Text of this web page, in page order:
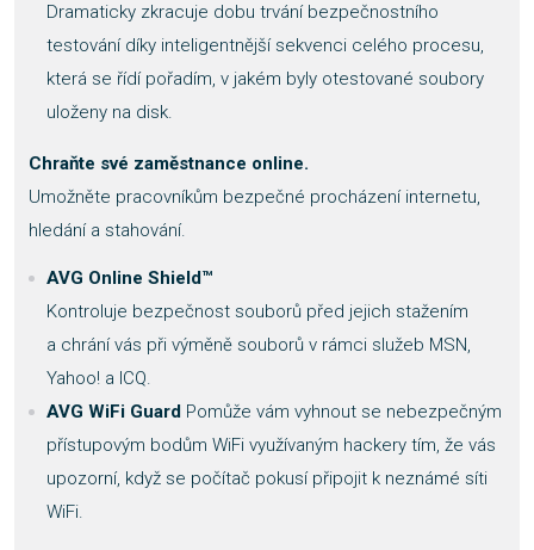
Dramaticky zkracuje dobu trvání bezpečnostního
testování díky inteligentnější sekvenci celého procesu,
která se řídí pořadím, v jakém byly otestované soubory
uloženy na disk.
Chraňte své zaměstnance online.
Umožněte pracovníkům bezpečné procházení internetu,
hledání a stahování.
AVG Online Shield™
Kontroluje bezpečnost souborů před jejich stažením
a chrání vás při výměně souborů v rámci služeb MSN,
Yahoo! a ICQ.
AVG WiFi Guard Pomůže vám vyhnout se nebezpečným
přístupovým bodům WiFi využívaným hackery tím, že vás
upozorní, když se počítač pokusí připojit k neznámé síti
WiFi.